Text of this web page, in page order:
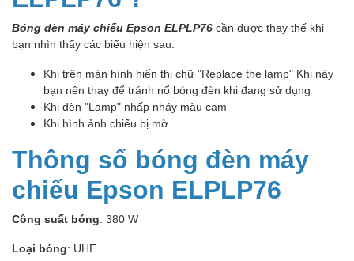
Bóng đèn máy chiếu Epson ELPLP76 cần được thay thế khi
bạn nhìn thấy các biểu hiện sau:
Khi trên màn hình hiển thị chữ "Replace the lamp" Khi này
bạn nên thay để tránh nổ bóng đèn khi đang sử dụng
Khi đèn "Lamp" nhấp nháy màu cam
Khi hình ảnh chiếu bị mờ
Thông số bóng đèn máy
chiếu Epson ELPLP76
Công suất bóng: 380 W
Loại bóng: UHE